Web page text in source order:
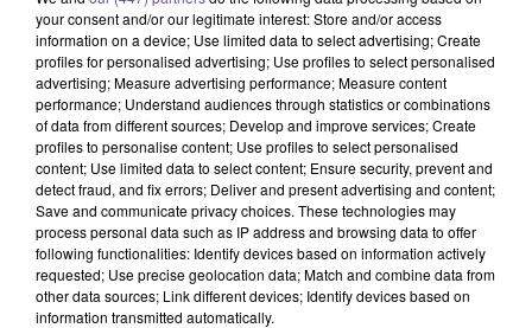
3 août 2026
Un appel à témoins à la suite d’un accident sur l’A20
DERNIERS TITRES
your consent and/or our legitimate interest: Store and/or access
information on a device; Use limited data to select advertising; Create
profiles for personalised advertising; Use profiles to select personalised
advertising; Measure advertising performance; Measure content
performance; Understand audiences through statistics or combinations
of data from different sources; Develop and improve services; Create
profiles to personalise content; Use profiles to select personalised
content; Use limited data to select content; Ensure security, prevent and
detect fraud, and fix errors; Deliver and present advertising and content;
Save and communicate privacy choices. These technologies may
process personal data such as IP address and browsing data to offer
following functionalities: Identify devices based on information actively
requested; Use precise geolocation data; Match and combine data from
other data sources; Link different devices; Identify devices based on
information transmitted automatically.